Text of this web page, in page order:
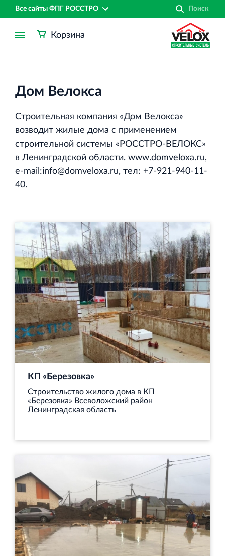
Все сайты ФПГ РОССТРО
и Ленинградской области
Строительная система ROSSTRO‐VELOX
Несъёмная опалубка из щепоцементных плит
Научно‐исследовательский институт
ЛЕННИИПРОЕКТ
Проектный институт по жилищно‐гражданскому
Торговый комплекс НОРД в Кингисеппе
Современный торговый комплекс в центре города
Кингисепп
Корзина
Дом Велокса
Строительная компания «Дом Велокса»
возводит жилые дома с применением
строительной системы «РОССТРО-ВЕЛОКС»
в Ленинградской области. www.domveloxa.ru,
e‐mail:info@domveloxa.ru, тел: +7‐921‐940‐11‐
40.
КП «Березовка»
Строительство жилого дома в КП
«Березовка» Всеволожский район
Ленинградская область